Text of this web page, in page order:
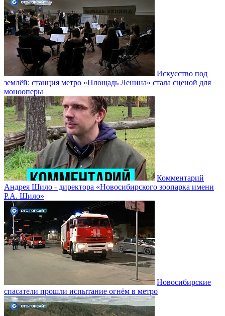
Искусство под
землёй: станция метро «Площадь Ленина» стала сценой для
монооперы
Комментарий
Андрея Шило - директора «Новосибирского зоопарка имени
Р.А. Шило»
Новосибирские
спасатели прошли испытание огнём в метро